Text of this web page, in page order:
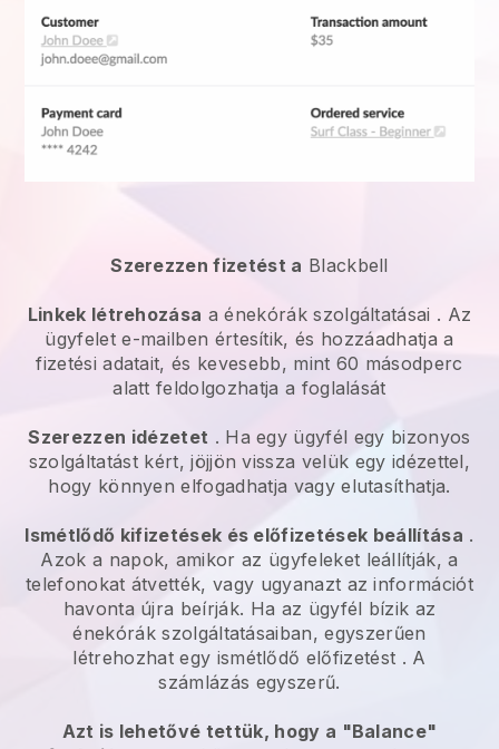
Szerezzen fizetést a Blackbell
Linkek létrehozása aénekórák szolgáltatásai . Az
ügyfelet e-mailben értesítik, és hozzáadhatja a
fizetési adatait, és kevesebb, mint 60 másodperc
alatt feldolgozhatja a foglalását
Szerezzen idézetet . Ha egy ügyfél egy bizonyos
szolgáltatást kért, jöjjön vissza velük egy idézettel,
hogy könnyen elfogadhatja vagy elutasíthatja.
Ismétlődő kifizetések és előfizetések beállítása .
Azok a napok, amikor az ügyfeleket leállítják, a
telefonokat átvették, vagy ugyanazt az információt
havonta újra beírják. Ha az ügyfél bízik az
énekórák szolgáltatásaiban, egyszerűen
létrehozhat egy ismétlődő előfizetést . A
számlázás egyszerű.
Azt is lehetővé tettük, hogy a "Balance"